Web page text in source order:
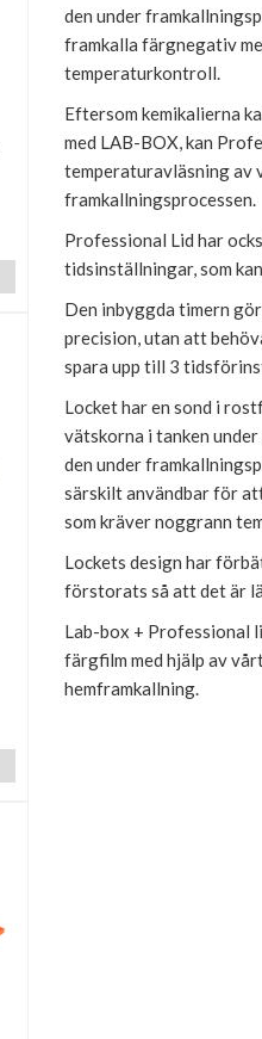
den under
framkalla färgnegativ
temperaturkontroll.
Eftersom kemikalierna
med LAB-BOX, kan
temperaturavläsning av
framkallningsprocessen.
Professional Lid har
tidsinställningar, som
Den inbyggda timern
precision, utan att
spara upp till 3
Locket har en sond i
vätskorna i tanken
den under
särskilt användbar för
som kräver noggrann
Lockets design har
förstorats så att det är
Lab-box + Professional
färgfilm med hjälp av
hemframkallning.